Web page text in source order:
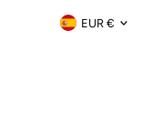
Moneda
EUR €